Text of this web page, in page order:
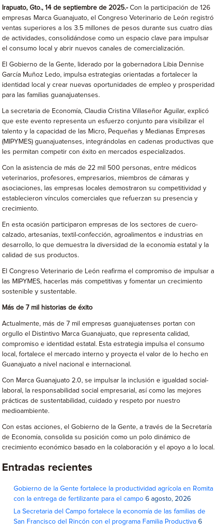
Irapuato, Gto., 14 de septiembre de 2025.-Con la participación de 126
empresas Marca Guanajuato, el Congreso Veterinario de León registró
ventas superiores a los 3.5 millones de pesos durante sus cuatro días
de actividades, consolidándose como un espacio clave para impulsar
el consumo local y abrir nuevos canales de comercialización.
El Gobierno de la Gente, liderado por la gobernadora Libia Dennise
García Muñoz Ledo, impulsa estrategias orientadas a fortalecer la
identidad local y crear nuevas oportunidades de empleo y prosperidad
para las familias guanajuatenses.
La secretaria de Economía, Claudia Cristina Villaseñor Aguilar, explicó
que este evento representa un esfuerzo conjunto para visibilizar el
talento y la capacidad de las Micro, Pequeñas y Medianas Empresas
(MIPYMES) guanajuatenses, integrándolas en cadenas productivas que
les permitan competir con éxito en mercados especializados.
Con la asistencia de más de 22 mil 500 personas, entre médicos
veterinarios, profesores, empresarios, miembros de cámaras y
asociaciones, las empresas locales demostraron su competitividad y
establecieron vínculos comerciales que refuerzan su presencia y
crecimiento.
En esta ocasión participaron empresas de los sectores de cuero-
calzado, artesanías, textil-confección, agroalimentos e industrias en
desarrollo, lo que demuestra la diversidad de la economía estatal y la
calidad de sus productos.
El Congreso Veterinario de León reafirma el compromiso de impulsar a
las MIPYMES, hacerlas más competitivas y fomentar un crecimiento
sostenible y sustentable.
Más de 7 mil historias de éxito
Actualmente, más de 7 mil empresas guanajuatenses portan con
orgullo el Distintivo Marca Guanajuato, que representa calidad,
compromiso e identidad estatal. Esta estrategia impulsa el consumo
local, fortalece el mercado interno y proyecta el valor de lo hecho en
Guanajuato a nivel nacional e internacional.
Con Marca Guanajuato 2.0, se impulsar la inclusión e igualdad social-
laboral, la responsabilidad social empresarial, así como las mejores
prácticas de sustentabilidad, cuidado y respeto por nuestro
medioambiente.
Con estas acciones, el Gobierno de la Gente, a través de la Secretaría
de Economía, consolida su posición como un polo dinámico de
crecimiento económico basado en la colaboración y el apoyo a lo local.
Entradas recientes
Gobierno de la Gente fortalece la productividad agrícola en Romita
con la entrega de fertilizante para el campo 6 agosto, 2026
La Secretaria del Campo fortalece la economía de las familias de
San Francisco del Rincón con el programa Familia Productiva 6